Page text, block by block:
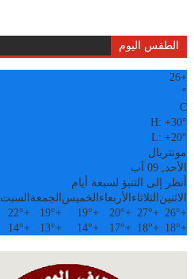
الطقس اليوم
+
26
°
C
H:+30°
L:+20°
مونتريال
الأحد, 09 آب
أنظر إلى التنبؤ لسبعة أيام
الاثنين الثلاثاء الأربعاء الخميس الجمعة السبت
+
26°
+
27°
+
20°
+
19°
+
19°
+
22°
+
18°
+
18°
+
17°
+
14°
+
13°
+
14°